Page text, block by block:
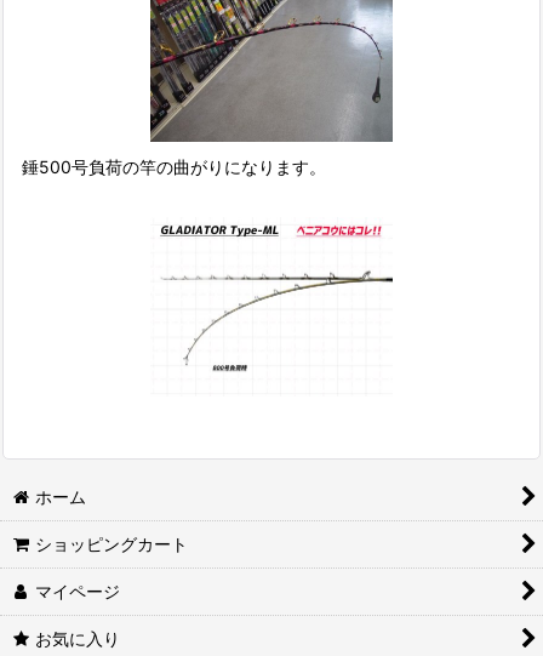
錘500号負荷の竿の曲がりになります。
ホーム
ショッピングカート
マイページ
お気に入り